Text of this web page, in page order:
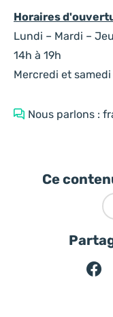
Horaires
Lundi – Mardi –
14h à 19h
Mercredi et samedi
Nous parlons :
Ce